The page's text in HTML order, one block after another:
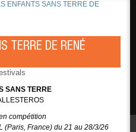
ENFANTS SANS TERRE DE
TERRE DE RENÉ
SANS TERRE
compétition
(Paris, France) du 21 au 28/3/26